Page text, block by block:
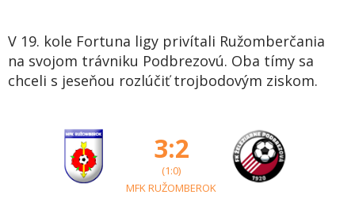
V 19. kole Fortuna ligy privítali Ružomberčania
na svojom trávniku Podbrezovú. Oba tímy sa
chceli s jeseňou rozlúčiť trojbodovým ziskom.
3:2
(1:0)
MFK RUŽOMBEROK